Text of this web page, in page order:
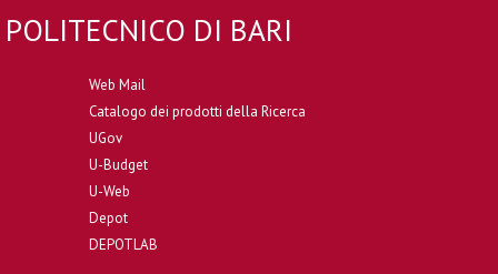
POLITECNICO DI BARI
Web Mail
Catalogo dei prodotti della Ricerca
UGov
U-Budget
U-Web
Depot
DEPOTLAB